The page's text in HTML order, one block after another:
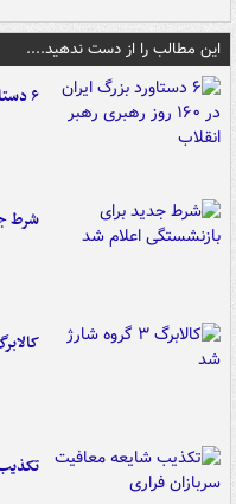
این مطالب را از دست ندهید....
۶ دستاورد بزرگ ایران در ۱۶۰ روز رهبری رهبر انقلاب
شرط
کالابرگ ۳ گروه